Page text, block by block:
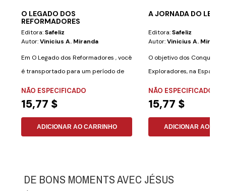
O LEGADO DOS
REFORMADORES
Editora:Safeliz
Autor:Vinicius A. Miranda
Em O Legado dos Reformadores , você
é transportado para um período de
NÃO ESPECIFICADO
15,77 $
ADICIONAR AO CARRINHO
A JORNADA DO
Editora:Safeliz
Autor:Vinicius A. Miranda
O objetivo dos
Exploradores, na Espanha)
NÃO ESPECIFICADO
15,77 $
ADICIONAR AO
DE BONS MOMENTS AVEC JÉSUS